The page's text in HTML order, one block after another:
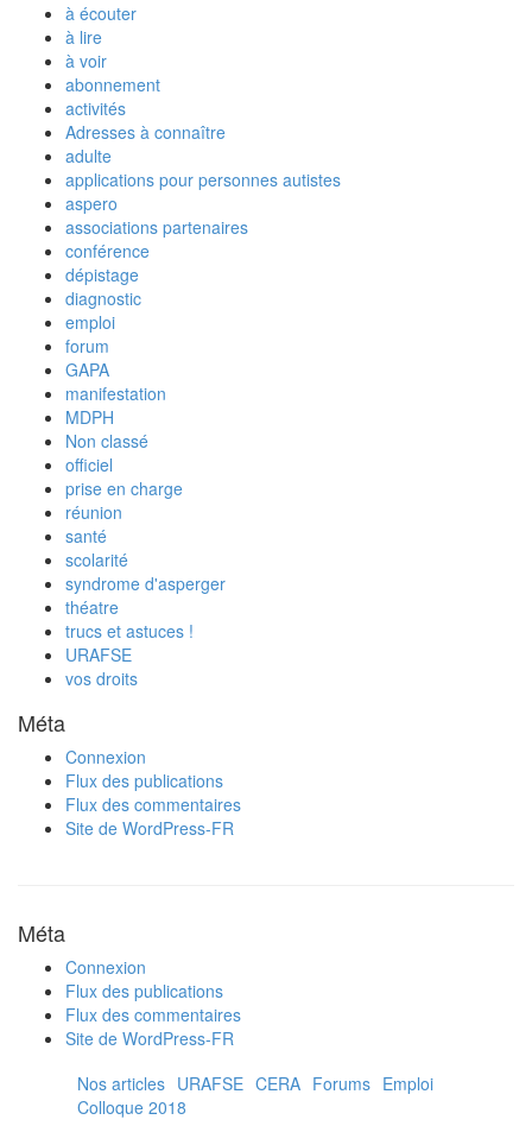
à écouter
à lire
à voir
abonnement
activités
Adresses à connaître
adulte
applications pour personnes autistes
aspero
associations partenaires
conférence
dépistage
diagnostic
emploi
forum
GAPA
manifestation
MDPH
Non classé
officiel
prise en charge
réunion
santé
scolarité
syndrome d'asperger
théatre
trucs et astuces !
URAFSE
vos droits
Méta
Connexion
Flux des publications
Flux des commentaires
Site de WordPress-FR
Méta
Connexion
Flux des publications
Flux des commentaires
Site de WordPress-FR
Nos articles URAFSE CERA Forums Emploi
Colloque 2018